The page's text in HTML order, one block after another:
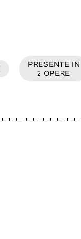
PRESENTE IN
2 OPERE